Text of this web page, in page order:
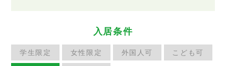
入居条件
学生限定 女性限定 外国人可 こども可